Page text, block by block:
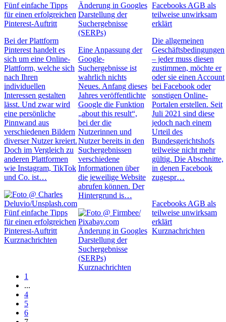
Fünf einfache Tipps
für einen erfolgreichen
Pinterest-Auftritt
Bei der Plattform
Pinterest handelt es
sich um eine Online-
Plattform, welche sich
nach Ihren
individuellen
Interessen gestalten
lässt. Und zwar wird
eine persönliche
Pinnwand aus
verschiedenen Bildern
diverser Nutzer kreiert.
Doch im Vergleich zu
anderen Plattformen
wie Instagram, TikTok
und Co. ist…
Fünf einfache Tipps
für einen erfolgreichen
Pinterest-Auftritt
Kurznachrichten
Änderung in Googles
Darstellung der
Suchergebnisse
(SERPs)
Eine Anpassung der
Google-
Suchergebnisse ist
wahrlich nichts
Neues. Anfang dieses
Jahres veröffentlichte
Google die Funktion
„about this result“,
bei der die
Nutzerinnen und
Nutzer bereits in den
Suchergebnissen
verschiedene
Informationen über
die jeweilige Website
abrufen können. Der
Hintergrund is…
Änderung in Googles
Darstellung der
Suchergebnisse
(SERPs)
Kurznachrichten
Facebooks AGB als
teilweise unwirksam
erklärt
Die allgemeinen
Geschäftsbedingungen
– jeder muss diesen
zustimmen, möchte er
oder sie einen Account
bei Facebook oder
sonstigen Online-
Portalen erstellen. Seit
Juli 2021 sind diese
jedoch nach einem
Urteil des
Bundesgerichtshofs
teilweise nicht mehr
gültig. Die Abschnitte,
in denen Facebook
zugespr…
Facebooks AGB als
teilweise unwirksam
erklärt
Kurznachrichten
1
...
4
5
6